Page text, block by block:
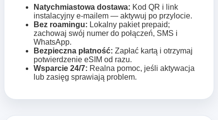
Natychmiastowa dostawa: Kod QR i link
instalacyjny e-mailem — aktywuj po przylocie.
Bez roamingu: Lokalny pakiet prepaid;
zachowaj swój numer do połączeń, SMS i
WhatsApp.
Bezpieczna płatność: Zapłać kartą i otrzymaj
potwierdzenie eSIM od razu.
Wsparcie 24/7: Realna pomoc, jeśli aktywacja
lub zasięg sprawiają problem.